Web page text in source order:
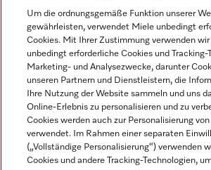
Newsletter
Miele auf Instagram
Miele auf Facebook
Miele auf Youtube
Um die ordnungsgemäße Funktion unserer
gewährleisten, verwendet Miele unbedingt
Cookies. Mit Ihrer Zustimmung verwenden
unbedingt erforderliche Cookies und Tracking-
Marketing- und Analysezwecke, darunter
unseren Partnern und Dienstleistern, die
Ihre Nutzung der Website sammeln und uns
Online-Erlebnis zu personalisieren und zu
Cookies werden auch zur Personalisierung
verwendet. Im Rahmen einer separaten
(„Vollständige Personalisierung“) verwenden
Cookies und andere Tracking-Technologien,